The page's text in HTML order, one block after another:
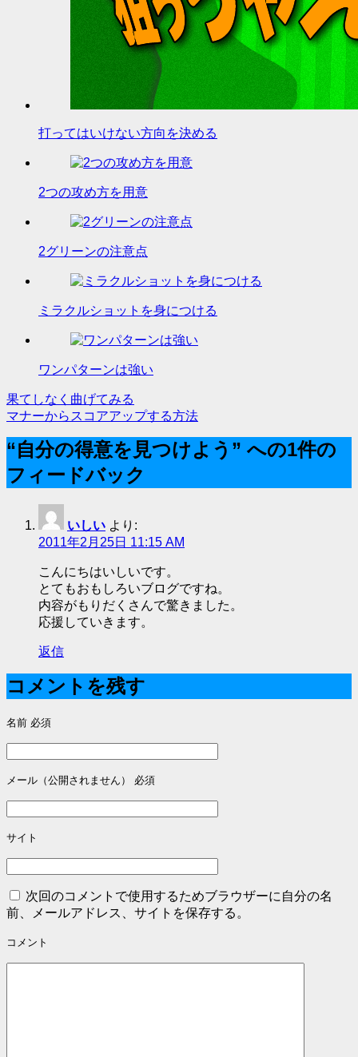
打ってはいけない方向を決める
2つの攻め方を用意
2グリーンの注意点
ミラクルショットを身につける
ワンパターンは強い
投
稿
ナ
ビ
果てしなく曲げてみる
マナーからスコアアップする方法
“自分の得意を見つけよう” への1件の
フィードバック
いしい より:
2011年2月25日 11:15 AM
こんにちはいしいです。
とてもおもしろいブログですね。
内容がもりだくさんで驚きました。
応援していきます。
返信
コメントを残す
名前 必須
メール（公開されません） 必須
サイト
次回のコメントで使用するためブラウザーに自分の名
前、メールアドレス、サイトを保存する。
コメント